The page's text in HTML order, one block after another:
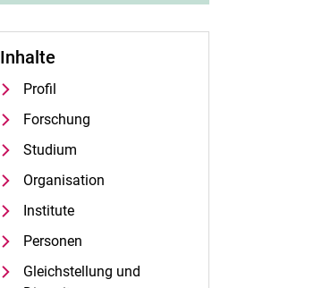
Inhalte
Profil
Forschung
Studium
Organisation
Institute
Personen
Gleichstellung und